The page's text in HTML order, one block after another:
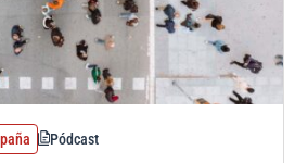
Pódcast